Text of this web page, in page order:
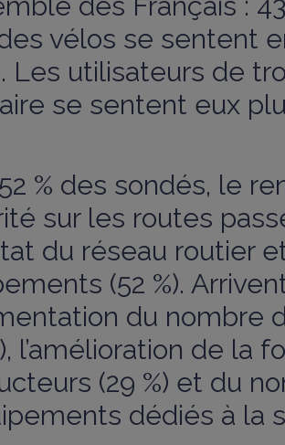
vélos se sentent
Les utilisateurs de
se sentent eux
% des sondés, le
sur les routes
du réseau routier
(52 %).
du nombre
l’amélioration de la
(29 %) et du
dédiés à la